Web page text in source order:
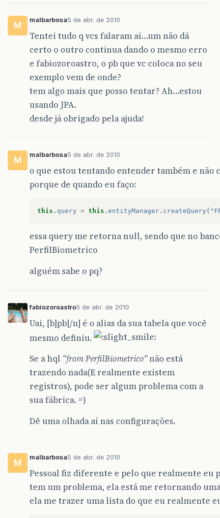
M
malbarbosa5 de abr. de 2010
Tentei tudo q vcs falaram ai…um não dá
certo o outro continua dando o mesmo erro
e fabiozoroastro, o pb que vc coloca no seu
exemplo vem de onde?
tem algo mais que posso tentar? Ah…estou
usando JPA.
desde já obrigado pela ajuda!
M
malbarbosa5 de abr. de 2010
o que estou tentando entender também e não
porque de quando eu faço:
this . query = this . entityManager . createQuery (
essa query me retorna null, sendo que no
PerfilBiometrico
alguém sabe o pq?
fabiozoroastro5 de abr. de 2010
Uai, [b]pb[/n] é o alias da sua tabela que você
mesmo definiu.
Se a hql “from PerfilBiometrico”não está
trazendo nada(E realmente existem
registros), pode ser algum problema com a
sua fábrica. =)
Dê uma olhada aí nas configurações.
M
malbarbosa5 de abr. de 2010
Pessoal fiz diferente e pelo que realmente eu
tem um problema, ela está me retornando
ela me trazer uma lista do que eu realmente